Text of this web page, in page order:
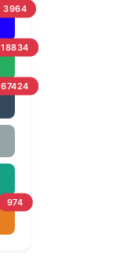
3964
18834
67424
974